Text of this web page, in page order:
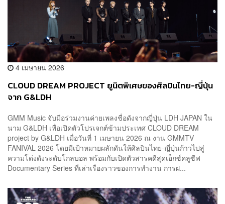
4 เมษายน 2026
CLOUD DREAM PROJECT ยูนิตพิเศษของศิลปินไทย-ญี่ปุ่น
จาก G&LDH
GMM Music จับมือร่วมงานค่ายเพลงชื่อดังจากญี่ปุ่น LDH JAPAN ใน
นาม G&LDH เพื่อเปิดตัวโปรเจกต์ข้ามประเทศ CLOUD DREAM
project by G&LDH เมื่อวันที่ 1 เมษายน 2026 ณ งาน GMMTV
FANIVAL 2026 โดยมีเป้าหมายผลักดันให้ศิลปินไทย-ญี่ปุ่นก้าวไปสู่
ความโด่งดังระดับโกลบอล พร้อมกับเปิดตัวสารคดีสุดเอ็กซ์คลูซีฟ
Documentary Series ที่เล่าเรื่องราวของการทำงาน การฝ...